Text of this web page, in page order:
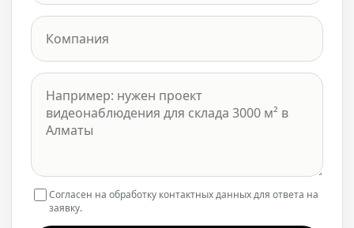
Согласен на обработку контактных данных для ответа на
заявку.